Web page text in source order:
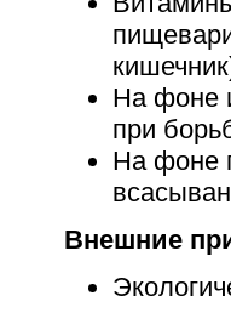
На фоне
при
На фоне
Внешние